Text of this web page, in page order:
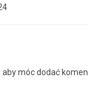
aby móc dodać